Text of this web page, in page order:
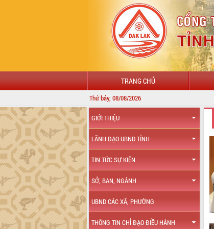
TRANG CHỦ
Thứ bảy, 08/08/2026
GIỚI THIỆU
LÃNH ĐẠO UBND TỈNH
TIN TỨC SỰ KIỆN
SỞ, BAN, NGÀNH
UBND CÁC XÃ, PHƯỜNG
THÔNG TIN CHỈ ĐẠO ĐIỀU HÀNH